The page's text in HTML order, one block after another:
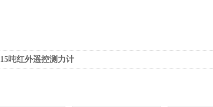
15吨红外遥控测力计